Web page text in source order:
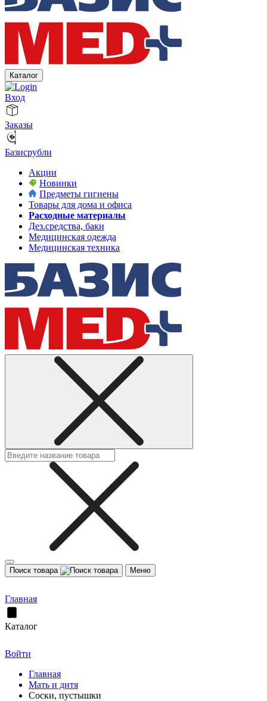
Каталог
Вход
Заказы
Базисрубли
Акции
Новинки
Предметы гигиены
Товары для дома и офиса
Расходные материалы
Дез.средства, баки
Медицинская одежда
Медицинская техника
Поиск товара Меню
Главная
Каталог
Войти
Главная
Мать и дитя
Соски, пустышки